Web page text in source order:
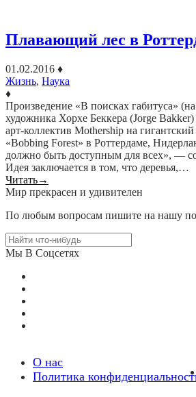
Плавающий лес в
01.02.2016 ♦
Жизнь, Наука
♦
Произведение «В поисках габитуса»
художника Хорхе Беккера (Jorge
арт-коллектив Mothership на
«Bobbing Forest» в Роттердаме,
должно быть доступным для всех», —
Идея заключается в том, что деревья,…
Читать→
Мир прекрасен и удивителен
По любым вопросам пишите на нашу
Мы В Соцсетях
О нас
Политика